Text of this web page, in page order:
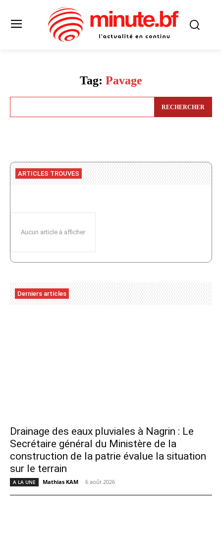
Tag: Pavage
RECHERCHER
ARTICLES TROUVES
Aucun article à afficher
Derniers articles
Drainage des eaux pluviales à Nagrin : Le
Secrétaire général du Ministère de la
construction de la patrie évalue la situation
sur le terrain
A LA UNE Mathias KAM - 6 août 2026